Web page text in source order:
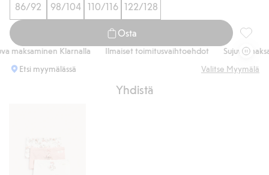
86/92 98/104 110/116 122/128
Osta
maksaminen Klarnalla Ilmaiset toimitusvaihtoehdot
Sujuva
Etsi myymälässä
Valitse Myymälä
Yhdistä